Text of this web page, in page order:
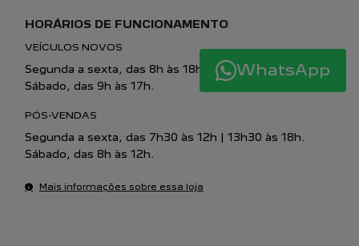
HORÁRIOS DE FUNCIONAMENTO
VEÍCULOS NOVOS
Segunda a sexta, das 8h às 18h30.
Sábado, das 9h às 17h.
PÓS-VENDAS
Segunda a sexta, das 7h30 às 12h | 13h30 às 18h.
Sábado, das 8h às 12h.
Mais informações sobre essa loja
WhatsApp